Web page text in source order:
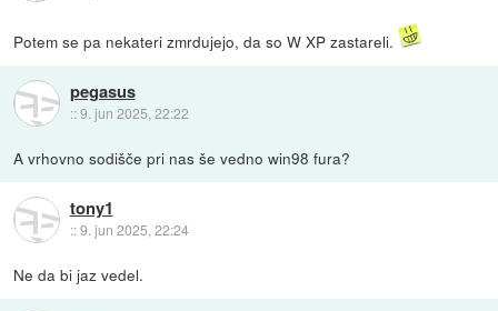
Potem se pa nekateri zmrdujejo, da so W XP zastareli.
pegasus
::9. jun 2025, 22:22
A vrhovno sodišče pri nas še vedno win98 fura?
tony1
::9. jun 2025, 22:24
Ne da bi jaz vedel.